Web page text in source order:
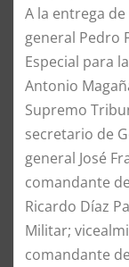
A la entrega
general Pedro
Especial para
Antonio
Supremo
secretario de
general José
comandante
Ricardo Díaz
Militar;
comandante